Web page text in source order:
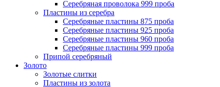
Серебряная проволока 999 проба
Пластины из серебра
Серебряные пластины 875 проба
Серебряные пластины 925 проба
Серебряные пластины 960 проба
Серебряные пластины 999 проба
Припой серебряный
Золото
Золотые слитки
Пластины из золота